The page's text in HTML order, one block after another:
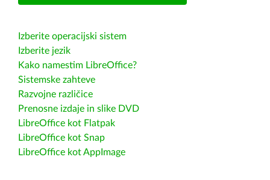
Izberite operacijski sistem
Izberite jezik
Kako namestim LibreOffice?
Sistemske zahteve
Razvojne različice
Prenosne izdaje in slike DVD
LibreOffice kot Flatpak
LibreOffice kot Snap
LibreOffice kot AppImage